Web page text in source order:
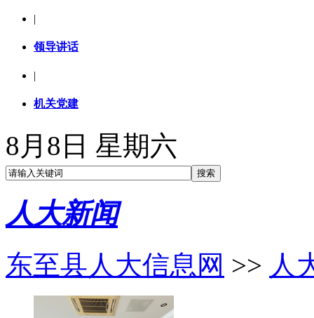
|
领导讲话
|
机关党建
8月8日 星期六
人大新闻
东至县人大信息网 >> 人